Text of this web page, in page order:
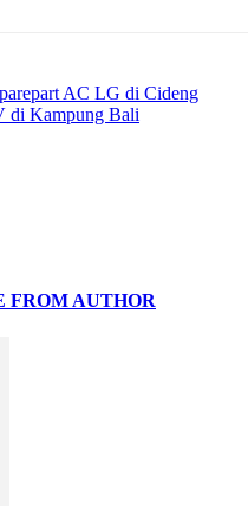
AC LG di Cideng
di Kampung Bali
FROM AUTHOR